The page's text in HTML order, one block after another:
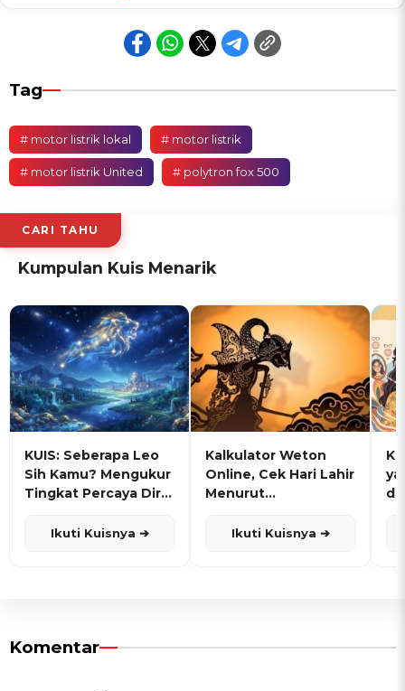
Tag
# motor listrik lokal # motor listrik
# motor listrik United # polytron fox 500
CARI TAHU
Kumpulan Kuis Menarik
KUIS: Seberapa Leo
Sih Kamu? Mengukur
Tingkat Percaya Diri
Ikuti Kuisnya ➔
Kalkulator Weton
Online, Cek Hari Lahir
Menurut
Ikuti Kuisnya ➔
Komentar